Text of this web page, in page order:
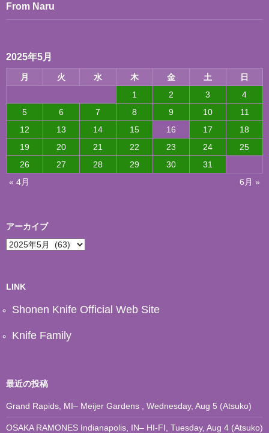
From Naru
2025年5月
月 火 水 木 金 土
日
1
2 3
4
5
6 7 8 9 10
11
12
13 14 15 16 17
18
19
20 21 22 23 24
25
26
27 28 29 30
31
« 4月
6月 »
アーカイブ
ア
ブ
LINK
Shonen Knife Official Web Site
Knife Family
最近の投稿
Grand Rapids, MI– Meijer Gardens , Wednesday, Aug 5 (Atsuko)
OSAKA RAMONES Indianapolis, IN– HI-FI, Tuesday, Aug 4 (Atsuko)